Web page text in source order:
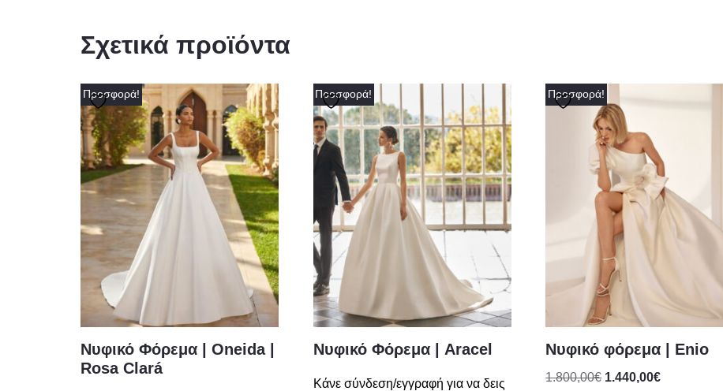
Σχετικά προϊόντα
Προσφορά!
Νυφικό Φόρεμα | Oneida |
Rosa Clará
Προσφορά!
Νυφικό Φόρεμα | Aracel
Κάνε σύνδεση/εγγραφή για να δεις
Προσφορά!
Νυφικό φόρεμα | Enio
1.800,00€ 1.440,00€